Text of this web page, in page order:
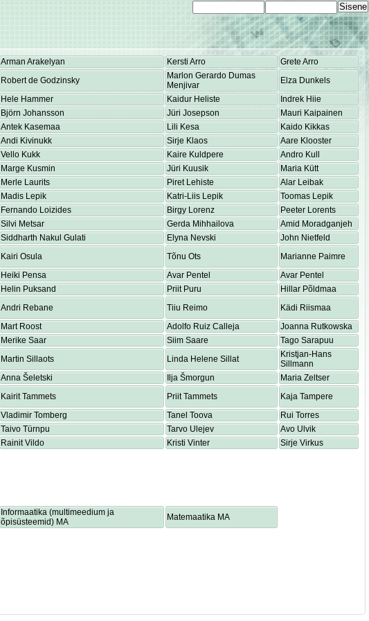
Arman Arakelyan Kersti Arro
Grete Arro
Robert de Godzinsky
Marlon Gerardo Dumas
Menjivar
Elza Dunkels
Hele Hammer Kaidur Heliste
Indrek Hiie
Björn Johansson Jüri Josepson
Mauri Kaipainen
Antek Kasemaa Lili Kesa
Kaido Kikkas
Andi Kivinukk Sirje Klaos
Aare Klooster
Vello Kukk Kaire Kuldpere
Andro Kull
Marge Kusmin Jüri Kuusik
Maria Kütt
Merle Laurits Piret Lehiste
Alar Leibak
Madis Lepik Katri-Liis Lepik
Toomas Lepik
Fernando Loizides Birgy Lorenz
Peeter Lorents
Silvi Metsar Gerda Mihhailova
Amid Moradganjeh
Siddharth Nakul Gulati Elyna Nevski
John Nietfeld
Kairi Osula Tõnu Ots
Marianne Paimre
Heiki Pensa Avar Pentel
Avar Pentel
Helin Puksand Priit Puru
Hillar Põldmaa
Andri Rebane Tiiu Reimo
Kädi Riismaa
Mart Roost Adolfo Ruiz Calleja
Joanna Rutkowska
Merike Saar Siim Saare
Tago Sarapuu
Martin Sillaots Linda Helene Sillat
Kristjan-Hans
Sillmann
Anna Šeletski Ilja Šmorgun
Maria Zeltser
Kairit Tammets Priit Tammets
Kaja Tampere
Vladimir Tomberg Tanel Toova
Rui Torres
Taivo Türnpu Tarvo Ulejev
Avo Ulvik
Rainit Vildo Kristi Vinter
Sirje Virkus
Informaatika (multimeedium ja
õpisüsteemid) MA
Matemaatika MA